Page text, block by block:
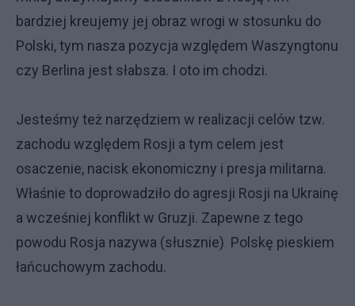
bardziej kreujemy jej obraz wrogi w stosunku do
Polski, tym nasza pozycja względem Waszyngtonu
czy Berlina jest słabsza. I oto im chodzi.
Jesteśmy też narzędziem w realizacji celów tzw.
zachodu względem Rosji a tym celem jest
osaczenie, nacisk ekonomiczny i presja militarna.
Właśnie to doprowadziło do agresji Rosji na Ukrainę
a wcześniej konflikt w Gruzji. Zapewne z tego
powodu Rosja nazywa (słusznie) Polskę pieskiem
łańcuchowym zachodu.